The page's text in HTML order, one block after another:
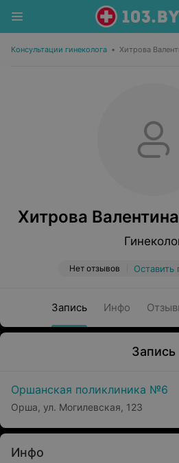
Консультации гинеколога • Хитрова
Хитрова
Нет отзывов Оставить
Запись Инфо
Запись
Оршанская поликлиника №6
Орша, ул. Могилевская, 123
Инфо